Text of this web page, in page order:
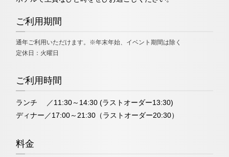
ご利用期間
通年ご利用いただけます。※年末年始、イベント期間は除く
定休日：火曜日
ご利用時間
ランチ ／11:30～14:30 (ラストオーダー13:30)
ディナー／17:00～21:30（ラストオーダー20:30）
料金